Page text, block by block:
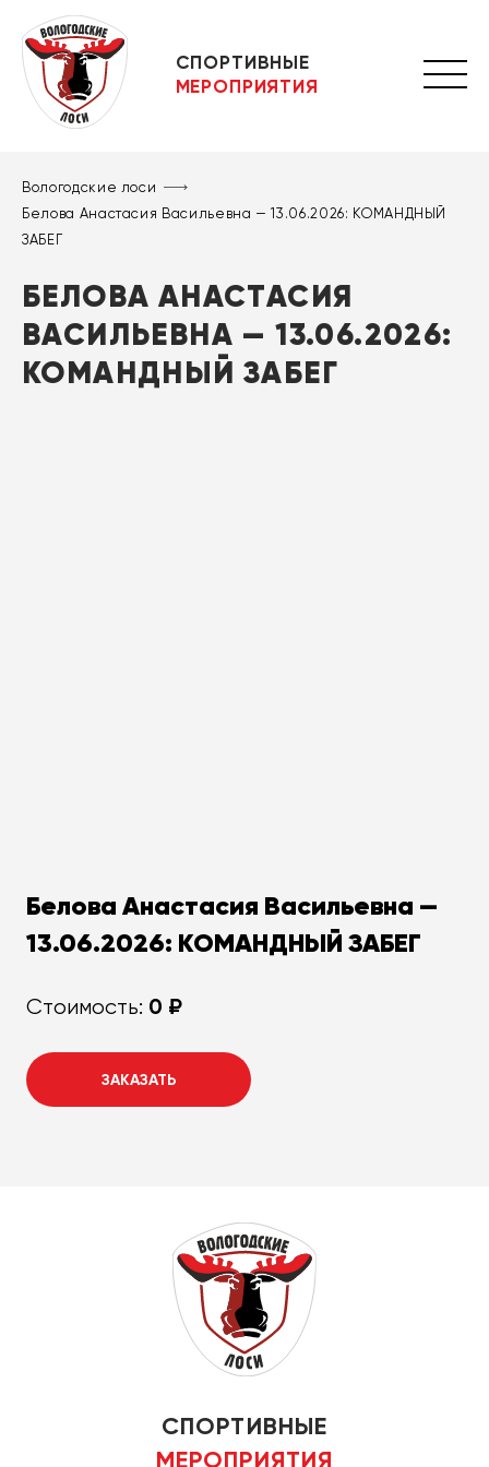
СПОРТИВНЫЕ
МЕРОПРИЯТИЯ
Вологодские лоси
Белова Анастасия Васильевна — 13.06.2026: КОМАНДНЫЙ
ЗАБЕГ
БЕЛОВА АНАСТАСИЯ
ВАСИЛЬЕВНА — 13.06.2026:
КОМАНДНЫЙ ЗАБЕГ
Белова Анастасия Васильевна —
13.06.2026: КОМАНДНЫЙ ЗАБЕГ
Стоимость: 0 ₽
ЗАКАЗАТЬ
СПОРТИВНЫЕ
МЕРОПРИЯТИЯ